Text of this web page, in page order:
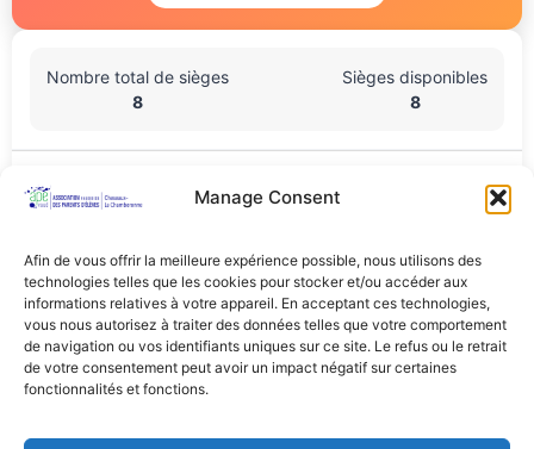
Manage Consent
Afin de vous offrir la meilleure expérience possible, nous utilisons des
technologies telles que les cookies pour stocker et/ou accéder aux
informations relatives à votre appareil. En acceptant ces technologies,
vous nous autorisez à traiter des données telles que votre comportement
de navigation ou vos identifiants uniques sur ce site. Le refus ou le retrait
de votre consentement peut avoir un impact négatif sur certaines
fonctionnalités et fonctions.
Nombre total de sièges
8
Sièges disponibles
8
Partager Cet Événement